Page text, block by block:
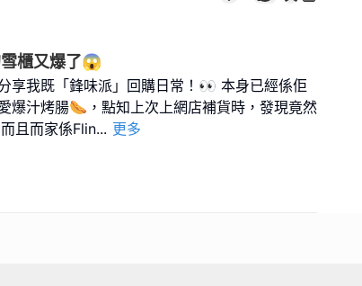
櫃又爆了😱
享我既「鋒味派」回購日常！👀 本身已經係佢
爆汁烤腸🌭，點知上次上網店補貨時，發現竟然
且而家係Flin... 更多